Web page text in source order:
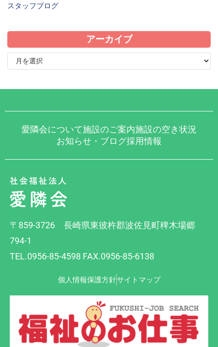
スタッフブログ
アーカイブ
愛隣会について施設のご案内施設の空き状況
お知らせ・ブログ採用情報
〒859-3726 長崎県東彼杵郡波佐見町稗木場郷
794-1
TEL.0956-85-4598 FAX.0956-85-6138
個人情報保護方針サイトマップ